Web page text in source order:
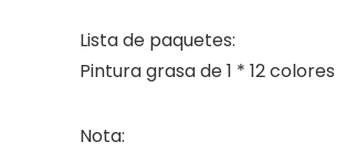
Lista de paquetes:
Pintura grasa de 1 * 12 colores
Nota: